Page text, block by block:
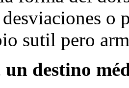
o
sutil pero
destino